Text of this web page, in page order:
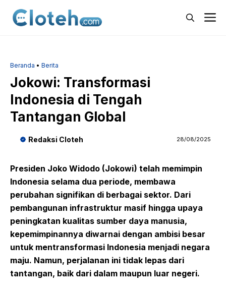
Beranda • Berita
Jokowi: Transformasi
Indonesia di Tengah
Tantangan Global
Redaksi Cloteh 28/08/2025
Presiden Joko Widodo (Jokowi) telah memimpin
Indonesia selama dua periode, membawa
perubahan signifikan di berbagai sektor. Dari
pembangunan infrastruktur masif hingga upaya
peningkatan kualitas sumber daya manusia,
kepemimpinannya diwarnai dengan ambisi besar
untuk mentransformasi Indonesia menjadi negara
maju. Namun, perjalanan ini tidak lepas dari
tantangan, baik dari dalam maupun luar negeri.